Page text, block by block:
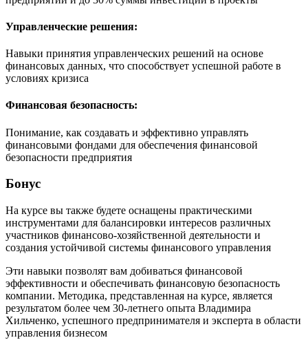
Управленческие решения:
Навыки принятия управленческих решений на основе
финансовых данных, что способствует успешной работе в
условиях кризиса
Финансовая безопасность:
Понимание, как создавать и эффективно управлять
финансовыми фондами для обеспечения финансовой
безопасности предприятия
Бонус
На курсе вы также будете оснащены практическими
инструментами для балансировки интересов различных
участников финансово-хозяйственной деятельности и
создания устойчивой системы финансового управления
Эти навыки позволят вам добиваться финансовой
эффективности и обеспечивать финансовую безопасность
компании. Методика, представленная на курсе, является
результатом более чем 30-летнего опыта Владимира
Хильченко, успешного предпринимателя и эксперта в области
управления бизнесом